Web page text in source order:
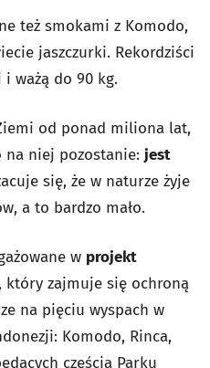
też smokami z Komodo,
jaszczurki. Rekordziści
i ważą do 90 kg.
od ponad miliona lat,
na niej pozostanie: jest
się, że w naturze żyje
a to bardzo mało.
w projekt
, który zajmuje się ochroną
na pięciu wyspach w
Komodo, Rinca,
częścią Parku